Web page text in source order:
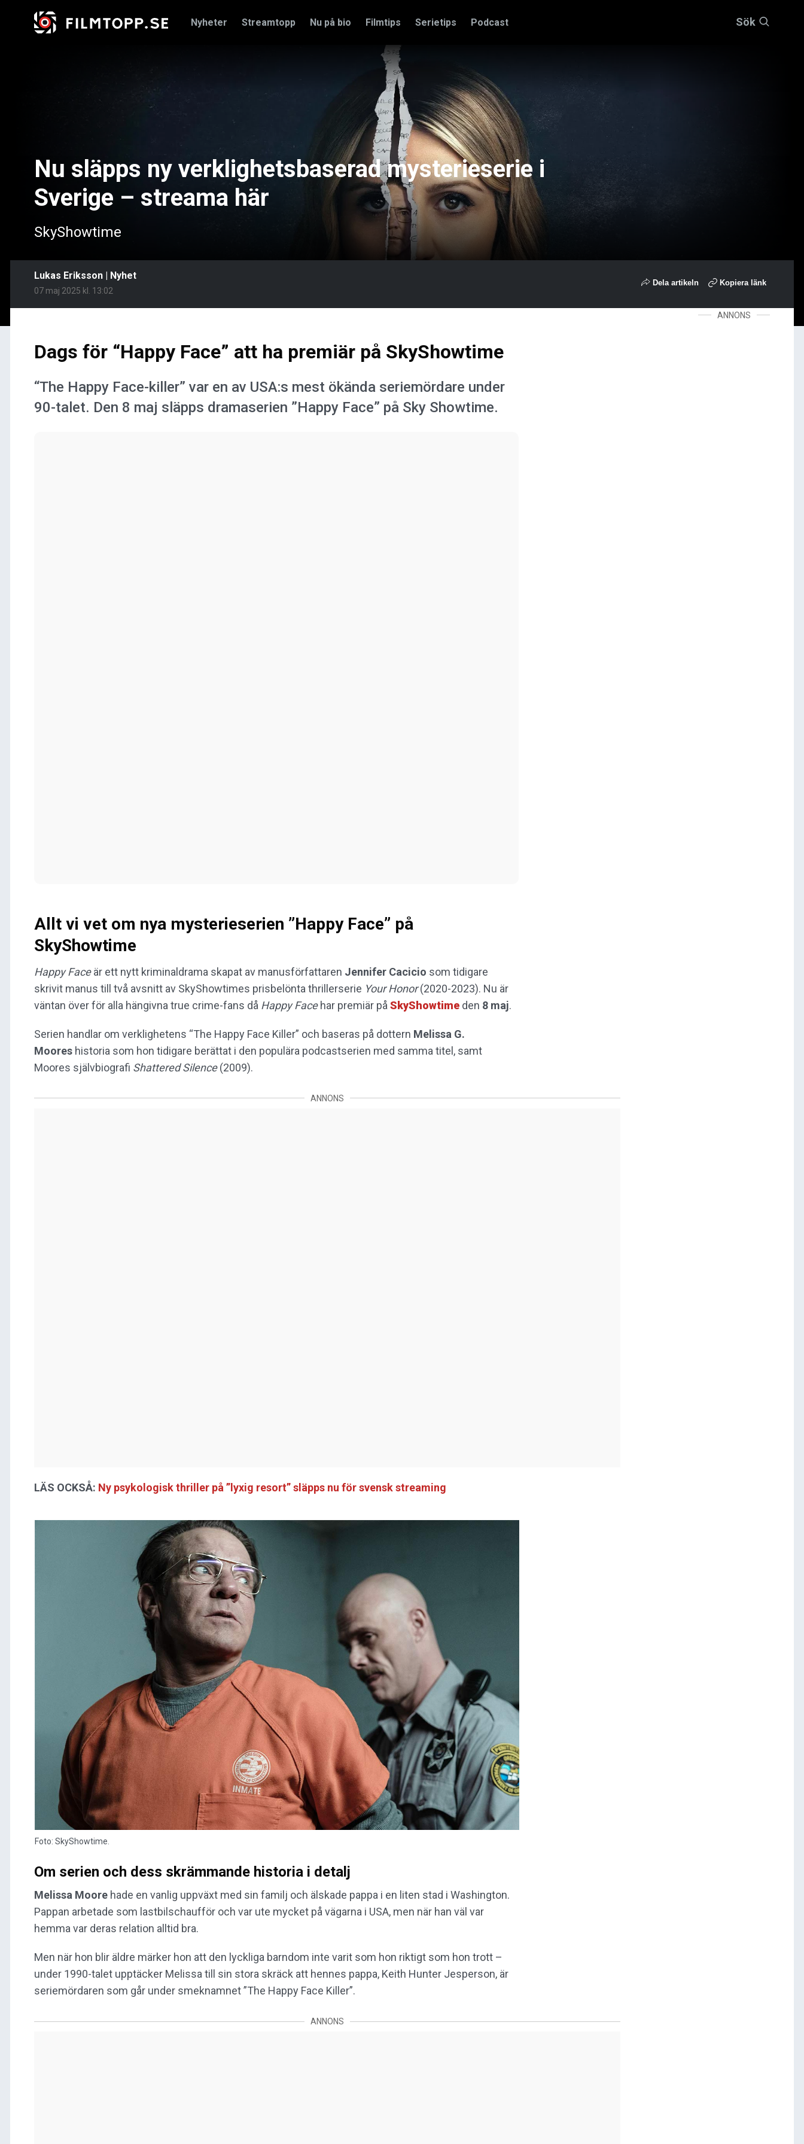
Nyheter Streamtopp Nu på bio Filmtips Serietips Podcast Sök
Nu släpps ny verklighetsbaserad mysterieserie i
Sverige – streama här
SkyShowtime
Lukas Eriksson | Nyhet
07 maj 2025 kl. 13:02
Dela artikeln Kopiera länk
Dags för “Happy Face” att ha premiär på SkyShowtime
“The Happy Face-killer” var en av USA:s mest ökända seriemördare under
90-talet. Den 8 maj släpps dramaserien ”Happy Face” på Sky Showtime.
Allt vi vet om nya mysterieserien ”Happy Face” på
SkyShowtime
Happy Faceär ett nytt kriminaldrama skapat av manusförfattaren Jennifer Cacicio som tidigare
skrivit manus till två avsnitt av SkyShowtimes prisbelönta thrillerserie Your Honor(2020-2023). Nu är
väntan över för alla hängivna true crime-fans då Happy Facehar premiär på SkyShowtime den 8 maj.
Serien handlar om verklighetens “The Happy Face Killer” och baseras på dottern Melissa G.
Moores historia som hon tidigare berättat i den populära podcastserien med samma titel, samt
Moores självbiografi Shattered Silence(2009).
ANNONS
LÄS OCKSÅ: Ny psykologisk thriller på ”lyxig resort” släpps nu för svensk streaming
Foto: SkyShowtime.
Om serien och dess skrämmande historia i detalj
Melissa Moore hade en vanlig uppväxt med sin familj och älskade pappa i en liten stad i Washington.
Pappan arbetade som lastbilschaufför och var ute mycket på vägarna i USA, men när han väl var
hemma var deras relation alltid bra.
Men när hon blir äldre märker hon att den lyckliga barndom inte varit som hon riktigt som hon trott –
under 1990-talet upptäcker Melissa till sin stora skräck att hennes pappa, Keith Hunter Jesperson, är
seriemördaren som går under smeknamnet ”The Happy Face Killer”.
ANNONS
ANNONS